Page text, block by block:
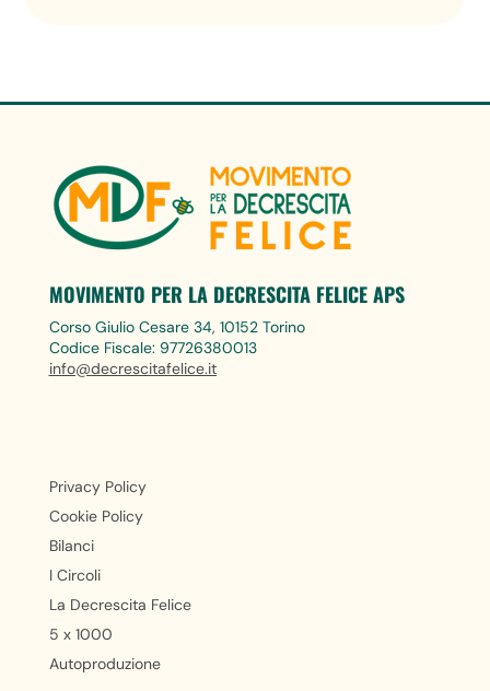
MOVIMENTO PER LA DECRESCITA FELICE APS
Corso Giulio Cesare 34, 10152 Torino
Codice Fiscale: 97726380013
info@decrescitafelice.it
Privacy Policy
Cookie Policy
Bilanci
I Circoli
La Decrescita Felice
5 x 1000
Autoproduzione